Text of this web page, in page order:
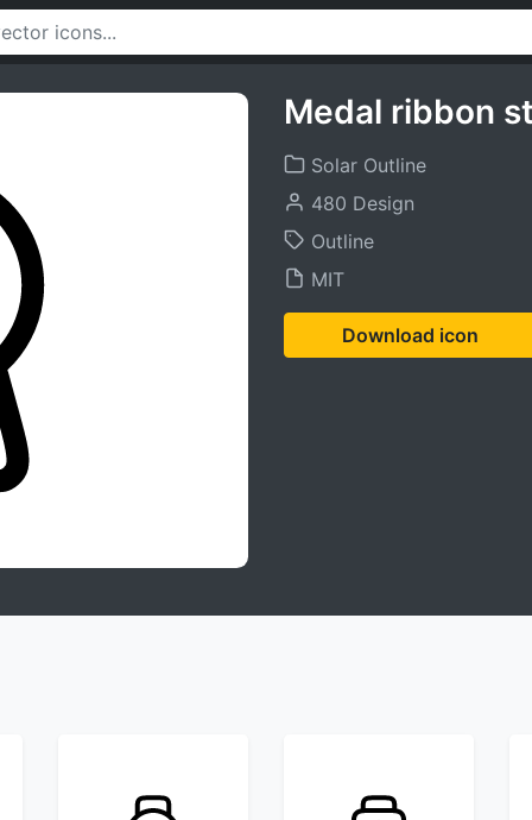
Medal ribbon
Solar Outline
480 Design
Outline
MIT
Download icon